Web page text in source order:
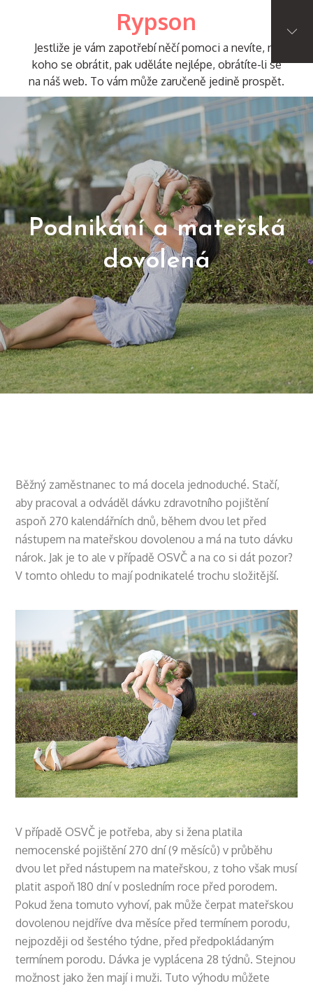
content
Rypson
Jestliže je vám zapotřebí něčí pomoci a nevíte, na
koho se obrátit, pak uděláte nejlépe, obrátíte-li se
na náš web. To vám může zaručeně jedině prospět.
Podnikání a mateřská
dovolená
Běžný zaměstnanec to má docela jednoduché. Stačí,
aby pracoval a odváděl dávku zdravotního pojištění
aspoň 270 kalendářních dnů, během dvou let před
nástupem na mateřskou dovolenou a má na tuto dávku
nárok. Jak je to ale v případě OSVČ a na co si dát pozor?
V tomto ohledu to mají podnikatelé trochu složitější.
V případě OSVČ je potřeba, aby si žena platila
nemocenské pojištění 270 dní (9 měsíců) v průběhu
dvou let před nástupem na mateřskou, z toho však musí
platit aspoň 180 dní v posledním roce před porodem.
Pokud žena tomuto vyhoví, pak může čerpat mateřskou
dovolenou nejdříve dva měsíce před termínem porodu,
nejpozději od šestého týdne, před předpokládaným
termínem porodu. Dávka je vyplácena 28 týdnů. Stejnou
možnost jako žen mají i muži. Tuto výhodu můžete